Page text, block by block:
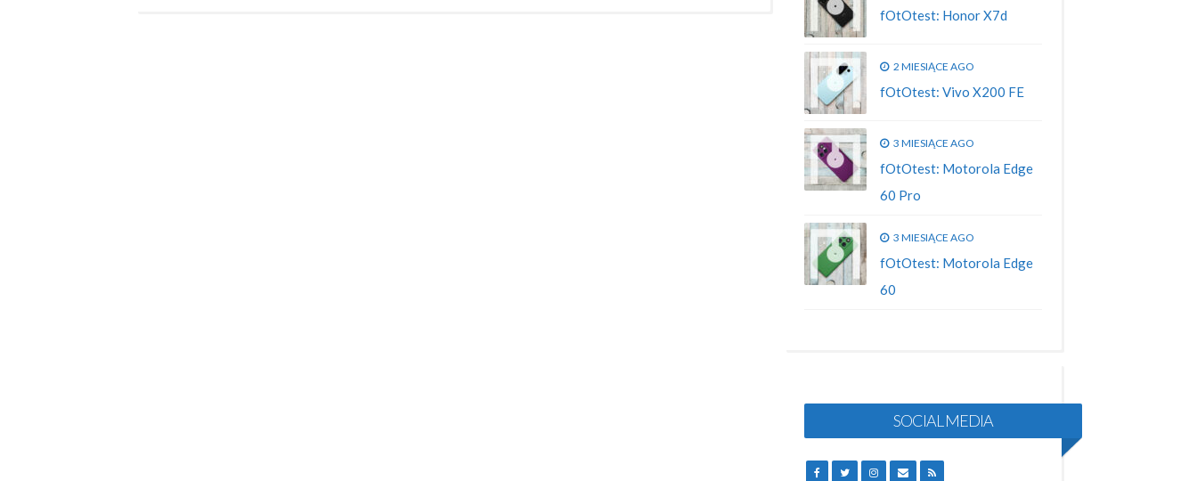
fOtOtest: Honor X7d
2 MIESIĄCE AGO
fOtOtest: Vivo X200 FE
3 MIESIĄCE AGO
fOtOtest: Motorola Edge
60 Pro
3 MIESIĄCE AGO
fOtOtest: Motorola Edge
60
SOCIAL MEDIA
FACEBOOK
TWITTERINSTAGRAM
EMAILRSS